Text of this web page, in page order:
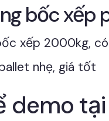
bốc
xếp 2000kg,
nhẹ, giá tốt
demo